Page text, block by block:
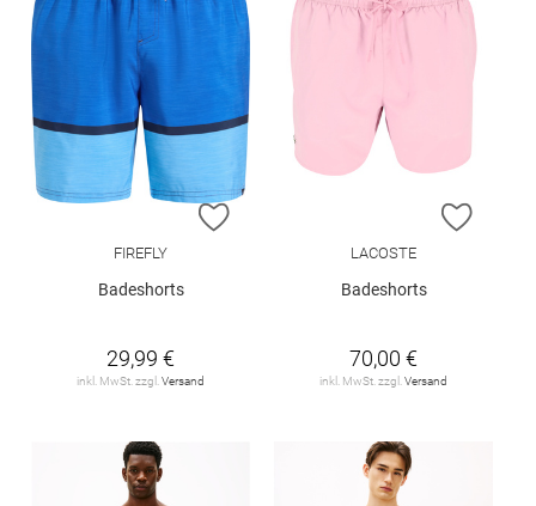
ZUR WUNSCHLISTE HINZUFÜGEN
FIREFLY
Badeshorts
29,99 €
inkl. MwSt. zzgl. Versand
ZUR
LACOSTE
Badeshorts
70,00 €
inkl. MwSt. zzgl. Versand